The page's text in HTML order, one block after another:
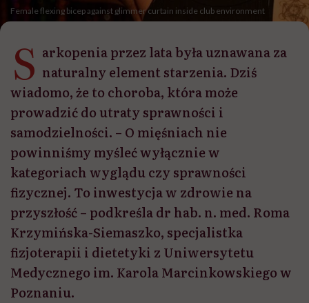
Female flexing bicep against glimmer curtain inside club environment
S arkopenia przez lata była uznawana za
naturalny element starzenia. Dziś
wiadomo, że to choroba, która może
prowadzić do utraty sprawności i
samodzielności. – O mięśniach nie
powinniśmy myśleć wyłącznie w
kategoriach wyglądu czy sprawności
fizycznej. To inwestycja w zdrowie na
przyszłość – podkreśla dr hab. n. med. Roma
Krzymińska-Siemaszko, specjalistka
fizjoterapii i dietetyki z Uniwersytetu
Medycznego im. Karola Marcinkowskiego w
Poznaniu.